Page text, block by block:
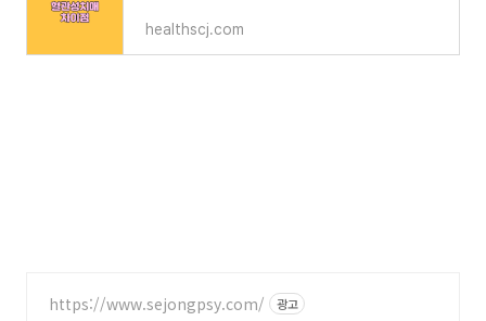
healthscj.com
https://www.sejongpsy.com/ 광고